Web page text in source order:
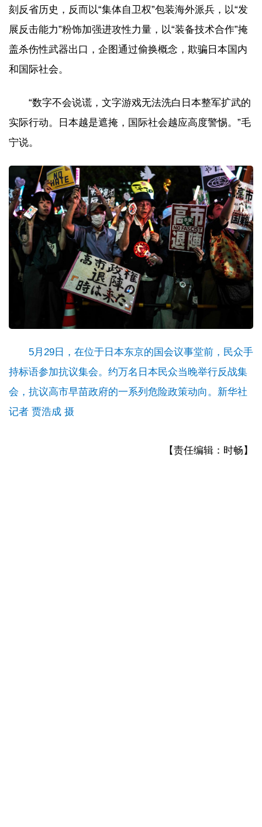
刻反省历史，反而以“集体自卫权”包装海外派兵，以“发
展反击能力”粉饰加强进攻性力量，以“装备技术合作”掩
盖杀伤性武器出口，企图通过偷换概念，欺骗日本国内
和国际社会。
“数字不会说谎，文字游戏无法洗白日本整军扩武的
实际行动。日本越是遮掩，国际社会越应高度警惕。”毛
宁说。
5月29日，在位于日本东京的国会议事堂前，民众手
持标语参加抗议集会。约万名日本民众当晚举行反战集
会，抗议高市早苗政府的一系列危险政策动向。新华社
记者 贾浩成 摄
【责任编辑：时畅】